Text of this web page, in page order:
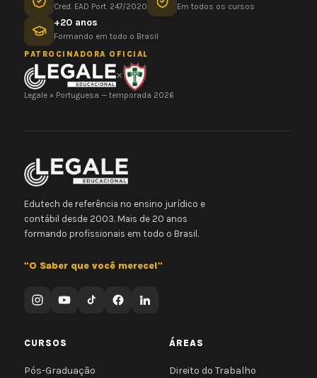
Cred. EAD Port. 247/2020 Em todos os cursos
+20 anos
Formando em todo o Brasil
PATROCINADORA OFICIAL
×
Legale × Portuguesa — temporada 2026
Edutech de referência no ensino jurídico e
contábil desde 2003. Mais de 20 anos
formando profissionais em todo o Brasil.
"O Saber que você merece!"
CURSOS
Pós-Graduação
ÁREAS
Direito do Trabalho